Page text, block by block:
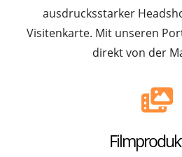
ausdrucksstarker
Visitenkarte. Mit unseren
direkt von der